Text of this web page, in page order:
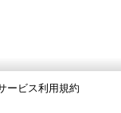
ービス利用規約